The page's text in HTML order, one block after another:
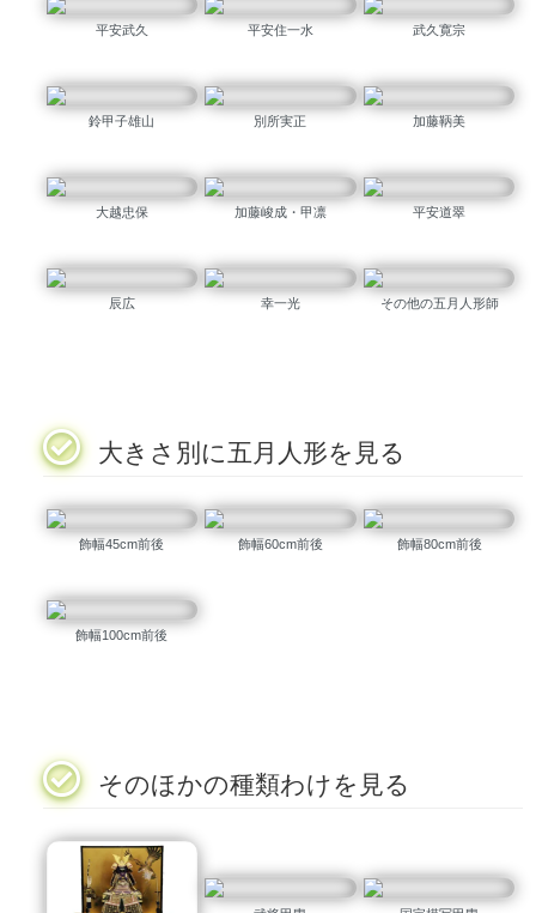
平安武久 平安住一水 武久寛宗
鈴甲子雄山 別所実正 加藤鞆美
大越忠保 加藤峻成・甲凛 平安道翠
辰広 幸一光 その他の五月人形師
大きさ別に五月人形を見る
飾幅45cm前後 飾幅60cm前後 飾幅80cm前後
飾幅100cm前後
そのほかの種類わけを見る